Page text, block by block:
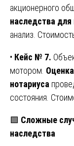
акционерного
наследства для
анализ.
• Кейс № 7.
мотором.
нотариуса
состояния.
🟩 Сложные
наследства